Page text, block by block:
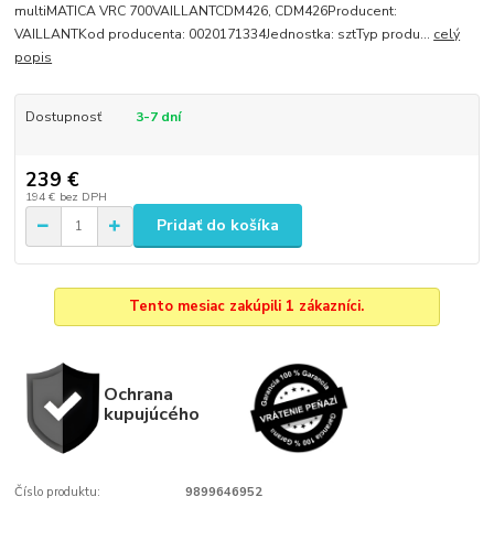
multiMATICA VRC 700VAILLANTCDM426, CDM426Producent:
VAILLANTKod producenta: 0020171334Jednostka: sztTyp produ... celý
popis
Dostupnosť 3-7 dní
239 €
194 € bez DPH
Pridať do košíka
Tento mesiac zakúpili 1 zákazníci.
Ochrana
kupujúcého
Číslo produktu: 9899646952